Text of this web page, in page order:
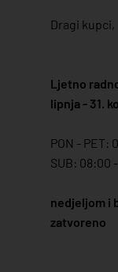
Dragi kupci,
Ljetno
lipnja - 31.
PON - PET:
SUB: 08:00
nedjeljom i
zatvoreno